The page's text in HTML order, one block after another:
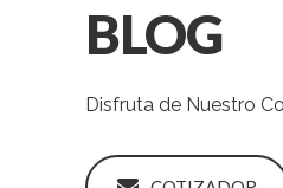
BLOG
Disfruta de Nuestro